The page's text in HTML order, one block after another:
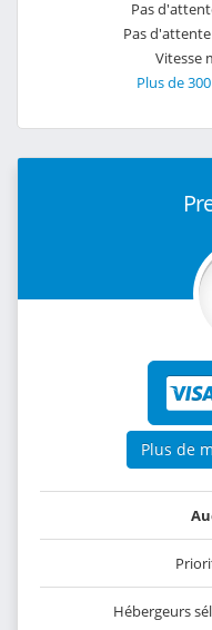
Pas
Pas
Vitesse
Plus de
Plus de
Hébergeurs